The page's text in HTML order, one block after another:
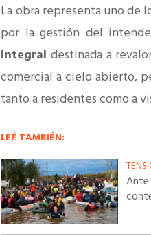
La obra representa uno de
por la gestión del
integral destinada a
comercial a cielo abierto,
tanto a residentes como a
LEÉ TAMBIÉN:
Ante